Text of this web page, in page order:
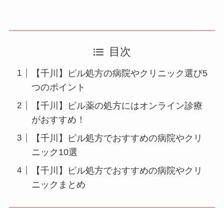
目次
【千川】ピル処方の病院やクリニック選び5
つのポイント
【千川】ピル薬の処方にはオンライン診療
がおすすめ！
【千川】ピル処方でおすすめの病院やクリ
ニック10選
【千川】ピル処方でおすすめの病院やクリ
ニックまとめ